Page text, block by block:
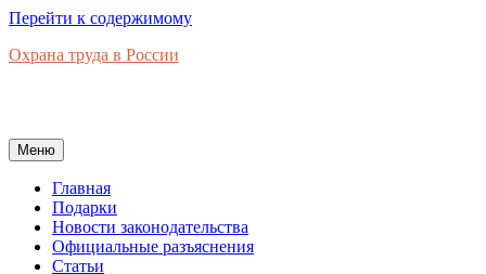
Перейти к содержимому
Охрана труда в России
Меню
Главная
Подарки
Новости законодательства
Официальные разъяснения
Статьи